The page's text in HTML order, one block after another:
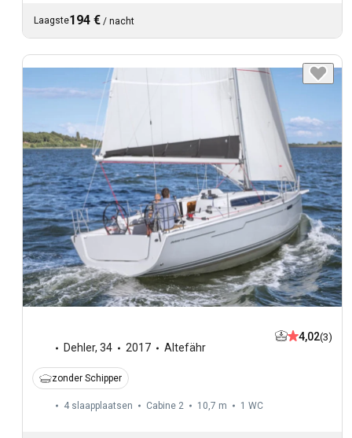
Laagste194 € / nacht
Dehler, 34 2017 Altefähr
4,02(3)
zonder Schipper
4 slaapplaatsen Cabine 2 10,7 m 1 WC